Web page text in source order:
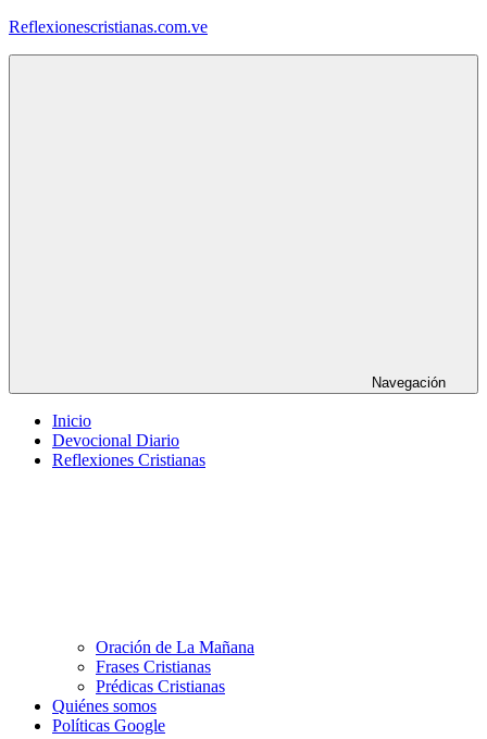
Saltar
Reflexionescristianas.com.ve
Navegación
Inicio
Devocional Diario
Reflexiones Cristianas
Oración de La Mañana
Frases Cristianas
Prédicas Cristianas
Quiénes somos
Políticas Google